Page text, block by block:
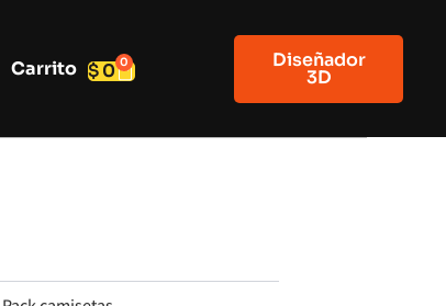
Carrito $0 0
Cart Diseñador
3D